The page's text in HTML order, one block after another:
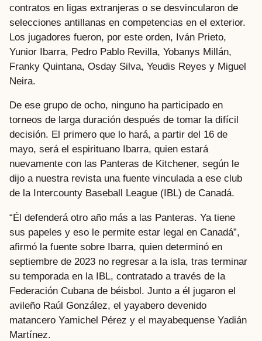
contratos en ligas extranjeras o se desvincularon de
selecciones antillanas en competencias en el exterior.
Los jugadores fueron, por este orden, Iván Prieto,
Yunior Ibarra, Pedro Pablo Revilla, Yobanys Millán,
Franky Quintana, Osday Silva, Yeudis Reyes y Miguel
Neira.
De ese grupo de ocho, ninguno ha participado en
torneos de larga duración después de tomar la difícil
decisión. El primero que lo hará, a partir del 16 de
mayo, será el espirituano Ibarra, quien estará
nuevamente con las Panteras de Kitchener, según le
dijo a nuestra revista una fuente vinculada a ese club
de la Intercounty Baseball League (IBL) de Canadá.
“Él defenderá otro año más a las Panteras. Ya tiene
sus papeles y eso le permite estar legal en Canadá”,
afirmó la fuente sobre Ibarra, quien determinó en
septiembre de 2023 no regresar a la isla, tras terminar
su temporada en la IBL, contratado a través de la
Federación Cubana de béisbol. Junto a él jugaron el
avileño Raúl González, el yayabero devenido
matancero Yamichel Pérez y el mayabequense Yadián
Martínez.